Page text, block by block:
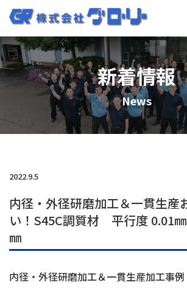
'Skip'
新着情報
News
2022.9.5
内径・外径研磨加工＆一貫生産
い！S45C調質材 平行度 0.01
㎜
内径・外径研磨加工＆一貫生産加工事例